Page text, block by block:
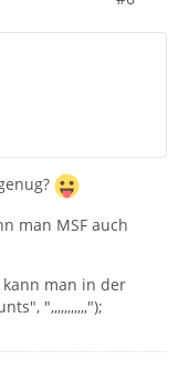
man MSF auch
man in der
",,,,,,,,,,,");